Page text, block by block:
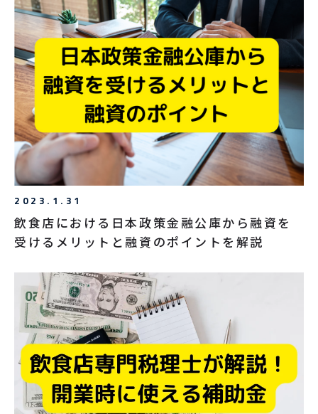
2023.1.31
飲食店における日本政策金融公庫から融資を
受けるメリットと融資のポイントを解説